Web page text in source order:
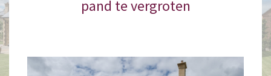
pand te vergroten